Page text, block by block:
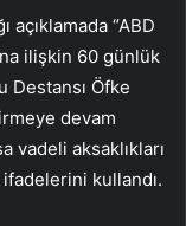
açıklamada “ABD
ilişkin 60 günlük
Destansı Öfke
devam
vadeli aksaklıkları
kullandı.